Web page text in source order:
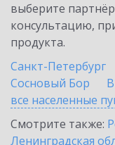
выберите
консультацию,
продукта.
Санкт-Петербург
Сосновый Бор
все населенные
Смотрите также:
Ленинградская